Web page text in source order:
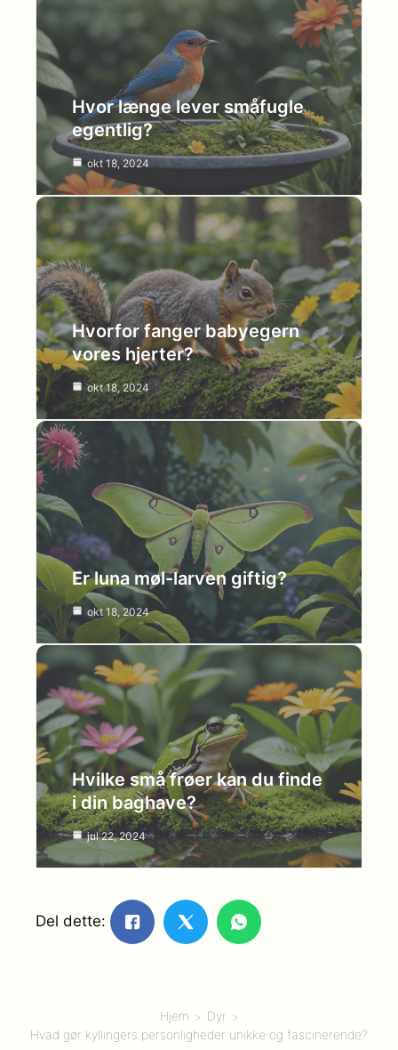
Hvor længe lever småfugle
egentlig?
okt 18, 2024
Hvorfor fanger babyegern
vores hjerter?
okt 18, 2024
Er luna møl-larven giftig?
okt 18, 2024
Hvilke små frøer kan du finde
i din baghave?
jul 22, 2024
Del dette:
Hjem
Dyr
Hvad gør kyllingers personligheder unikke og fascinerende?